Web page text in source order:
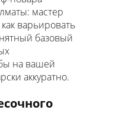
мастер
варьировать
базовый
на вашей
аккуратно.